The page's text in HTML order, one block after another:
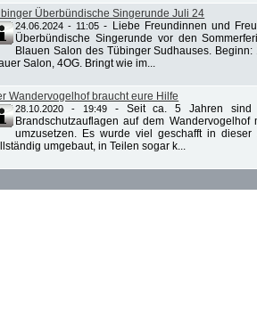
Überbündische Singerunde Juli 24
24.06.2024 - 11:05 - Liebe Freundinnen und
Überbündische Singerunde vor den
Blauen Salon des Tübinger Sudhauses.
Salon, 4OG. Bringt wie im...
Wandervogelhof braucht eure Hilfe
28.10.2020 - 19:49- Seit ca. 5 Jahren
Brandschutzauflagen auf dem
umzusetzen. Es wurde viel geschafft in
umgebaut, in Teilen sogar k...